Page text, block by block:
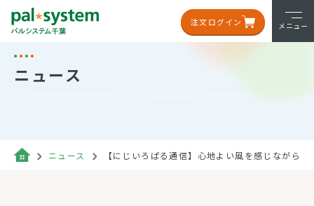
注文ログイン メニュー
ニュース
ニュース 【にじいろぱる通信】心地よい風を感じながら